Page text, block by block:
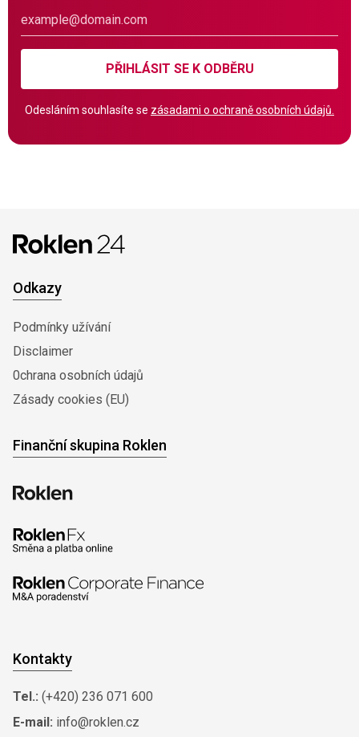
PŘIHLÁSIT SE K ODBĚRU
Odesláním souhlasíte se zásadami o ochraně osobních údajů.
Odkazy
Podmínky užívání
Disclaimer
0chrana osobních údajů
Zásady cookies (EU)
Finanční skupina Roklen
Kontakty
Tel.: (+420) 236 071 600
E-mail: info@roklen.cz